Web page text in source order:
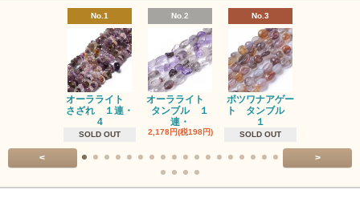
No.1
オーラライト
さざれ １連・
4
SOLD OUT
No.2
オーラライト
タンブル １
連・
2,178円(税198円)
No.3
ボツワナアゲー
ト タンブル
１
SOLD OUT
< >